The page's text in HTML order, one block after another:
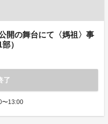
開の舞台にて〈媽祖〉事
）
了
〜13:00